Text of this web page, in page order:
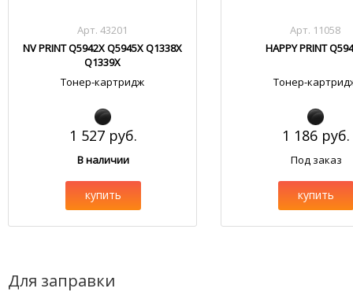
Арт. 43201
NV PRINT Q5942X Q5945X Q1338X
Q1339X
Тонер-картридж
1 527 руб.
В наличии
купить
Арт. 11058
HAPPY PRINT
Тонер-
1 186 руб.
Под заказ
купить
Для заправки